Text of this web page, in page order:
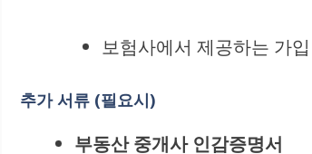
보험사에서 제공하는 가
추가 서류 (필요시)
부동산 중개사 인감증명서